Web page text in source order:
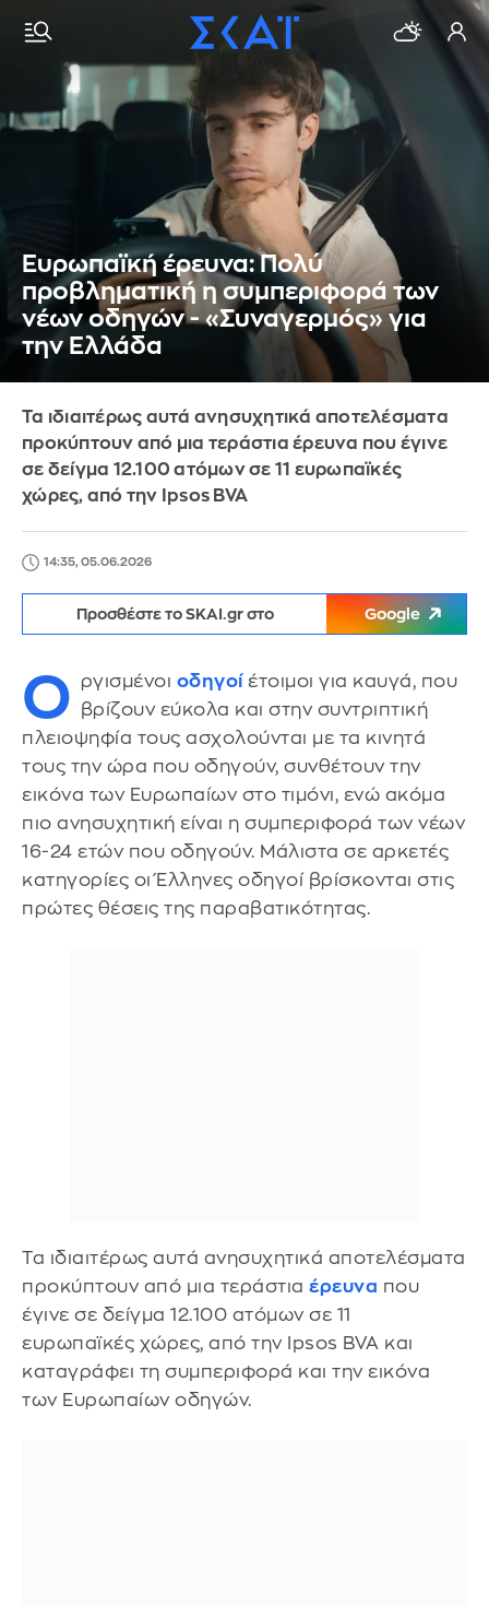
Ευρωπαϊκή έρευνα: Πολύ
προβληματική η συμπεριφορά των
νέων οδηγών - «Συναγερμός» για
την Ελλάδα
Τα ιδιαιτέρως αυτά ανησυχητικά αποτελέσματα
προκύπτουν από μια τεράστια έρευνα που έγινε
σε δείγμα 12.100 ατόμων σε 11 ευρωπαϊκές
χώρες, από την Ipsos BVA
14:35, 05.06.2026
Προσθέστε το SKAI.gr στο Google
Ο ργισμένοι οδηγοίέτοιμοι για καυγά, που
βρίζουν εύκολα και στην συντριπτική
πλειοψηφία τους ασχολούνται με τα κινητά
τους την ώρα που οδηγούν, συνθέτουν την
εικόνα των Ευρωπαίων στο τιμόνι, ενώ ακόμα
πιο ανησυχητική είναι η συμπεριφορά των νέων
16-24 ετών που οδηγούν. Μάλιστα σε αρκετές
κατηγορίες οι Έλληνες οδηγοί βρίσκονται στις
πρώτες θέσεις της παραβατικότητας.
Τα ιδιαιτέρως αυτά ανησυχητικά αποτελέσματα
προκύπτουν από μια τεράστια έρευνα που
έγινε σε δείγμα 12.100 ατόμων σε 11
ευρωπαϊκές χώρες, από την Ipsos BVA και
καταγράφει τη συμπεριφορά και την εικόνα
των Ευρωπαίων οδηγών.